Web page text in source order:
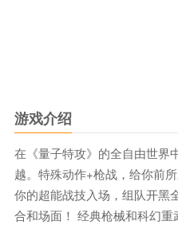
游戏介绍
在《量子特攻》的全自由世界
越。特殊动作+枪战，给你前
你的超能战技入场，组队开黑
合和场面！ 经典枪械和科幻